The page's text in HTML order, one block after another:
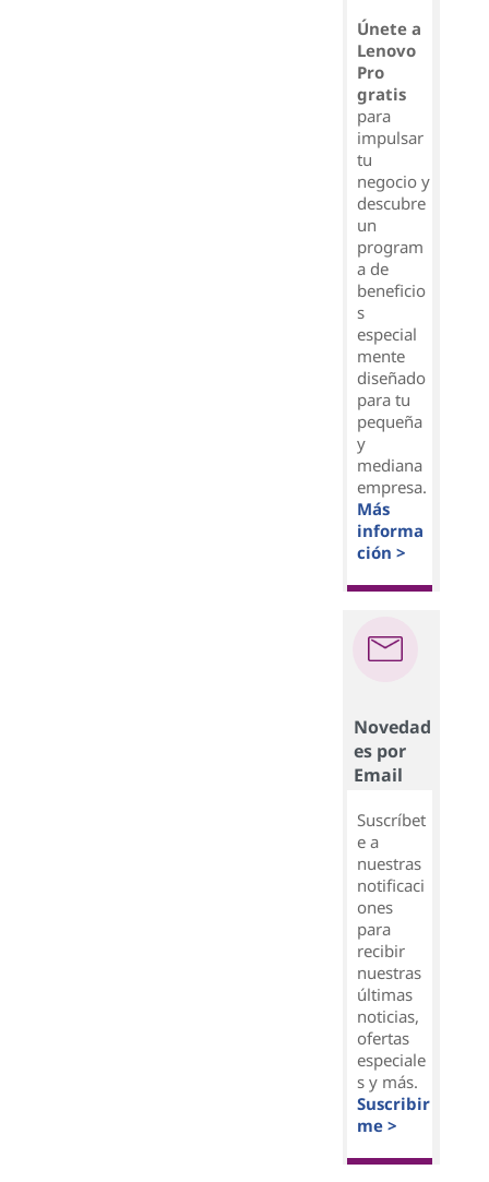
Únete a
Lenovo
Pro
gratis
para
impulsar
tu
negocio y
descubre
un
program
a de
beneficio
s
especial
mente
diseñado
para tu
pequeña
y
mediana
empresa.
Más
informa
ción >
Novedad
es por
Email
Suscríbet
e a
nuestras
notificaci
ones
para
recibir
nuestras
últimas
noticias,
ofertas
especiale
s y más.
Suscribir
me >